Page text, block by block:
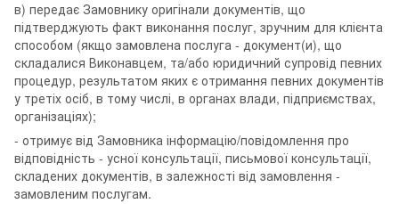
в) передає Замовнику оригінали документів, що
підтверджують факт виконання послуг, зручним для клієнта
способом (якщо замовлена послуга - документ(и), що
складалися Виконавцем, та/або юридичний супровід певних
процедур, результатом яких є отримання певних документів
у третіх осіб, в тому числі, в органах влади, підприємствах,
організаціях);
- отримує від Замовника інформацію/повідомлення про
відповідність - усної консультації, письмової консультації,
складених документів, в залежності від замовлення -
замовленим послугам.